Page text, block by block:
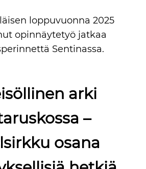
loppuvuonna 2025
opinnäytetyö jatkaa
Sentinassa.
arki
–
osana